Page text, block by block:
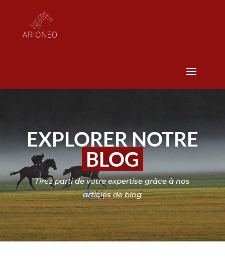
EXPLORER NOTRE
BLOG
Tirez parti de votre expertise grâce à nos
articles de blog